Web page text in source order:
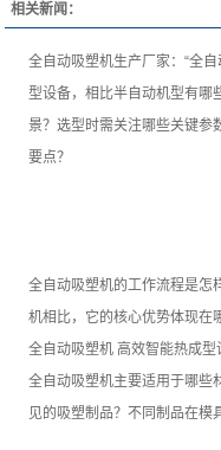
相关新闻：
全自动吸塑机生产厂家：“全
型设备，相比半自动机型有哪
景？选型时需关注哪些关键参
要点？
全自动吸塑机的工作流程是怎
机相比，它的核心优势体现在
全自动吸塑机 高效智能热成
全自动吸塑机主要适用于哪些
见的吸塑制品？不同制品在模